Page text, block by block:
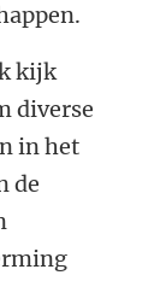
kijk
diverse
in het
de